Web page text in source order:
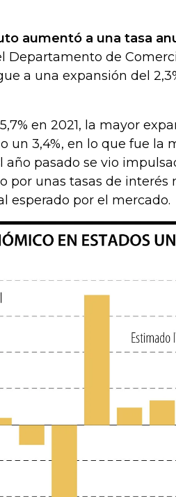
aumentó a una tasa
Departamento de
a una expansión del
en 2021, la mayor
un 3,4%, en lo que fue la
año pasado se vio
por unas tasas de interés
esperado por el mercado.